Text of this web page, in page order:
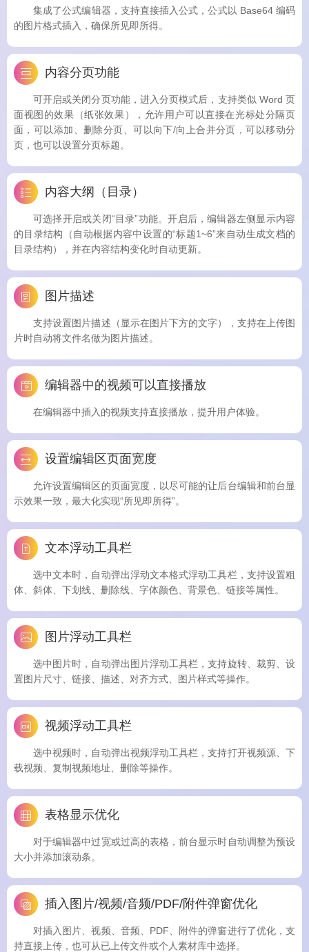
集成了公式编辑器，支持直接插入公式，公式以 Base64 编码
的图片格式插入，确保所见即所得。
内容分页功能
可开启或关闭分页功能，进入分页模式后，支持类似 Word 页
面视图的效果（纸张效果），允许用户可以直接在光标处分隔页
面，可以添加、删除分页、可以向下/向上合并分页，可以移动分
页，也可以设置分页标题。
内容大纲（目录）
可选择开启或关闭“目录”功能。开启后，编辑器左侧显示内容
的目录结构（自动根据内容中设置的“标题1~6”来自动生成文档的
目录结构），并在内容结构变化时自动更新。
图片描述
支持设置图片描述（显示在图片下方的文字），支持在上传图
片时自动将文件名做为图片描述。
编辑器中的视频可以直接播放
在编辑器中插入的视频支持直接播放，提升用户体验。
设置编辑区页面宽度
允许设置编辑区的页面宽度，以尽可能的让后台编辑和前台显
示效果一致，最大化实现“所见即所得”。
文本浮动工具栏
选中文本时，自动弹出浮动文本格式浮动工具栏，支持设置粗
体、斜体、下划线、删除线、字体颜色、背景色、链接等属性。
图片浮动工具栏
选中图片时，自动弹出图片浮动工具栏，支持旋转、裁剪、设
置图片尺寸、链接、描述、对齐方式、图片样式等操作。
视频浮动工具栏
选中视频时，自动弹出视频浮动工具栏，支持打开视频源、下
载视频、复制视频地址、删除等操作。
表格显示优化
对于编辑器中过宽或过高的表格，前台显示时自动调整为预设
大小并添加滚动条。
插入图片/视频/音频/PDF/附件弹窗优化
对插入图片、视频、音频、PDF、附件的弹窗进行了优化，支
持直接上传，也可从已上传文件或个人素材库中选择。